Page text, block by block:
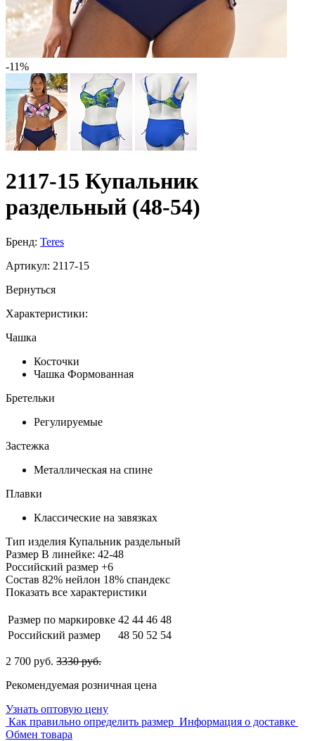
-11%
2117-15 Купальник
раздельный (48-54)
Бренд: Teres
Артикул: 2117-15
Вернуться
Характеристики:
Чашка
Косточки
Чашка Формованная
Бретельки
Регулируемые
Застежка
Металлическая на спине
Плавки
Классические на завязках
Тип изделия Купальник раздельный
Размер В линейке: 42-48
Российский размер +6
Состав 82% нейлон 18% спандекс
Показать все характеристики
Размер по маркировке 42 44 46 48
Российский размер
48 50 52 54
2 700 руб. 3330 руб.
Рекомендуемая розничная цена
Узнать оптовую цену
Как правильно определить размер Информация о доставке
Обмен товара